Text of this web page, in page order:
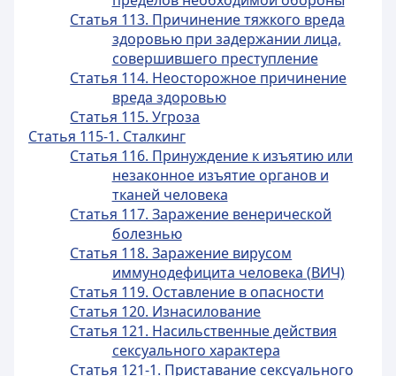
Статья 113. Причинение тяжкого вреда
здоровью при задержании лица,
совершившего преступление
Статья 114. Неосторожное причинение
вреда здоровью
Статья 115. Угроза
Статья 115-1. Сталкинг
Статья 116. Принуждение к изъятию или
незаконное изъятие органов и
тканей человека
Статья 117. Заражение венерической
болезнью
Статья 118. Заражение вирусом
иммунодефицита человека (ВИЧ)
Статья 119. Оставление в опасности
Статья 120. Изнасилование
Статья 121. Насильственные действия
сексуального характера
Статья 121-1. Приставание сексуального